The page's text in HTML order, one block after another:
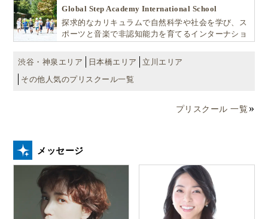
Global Step Academy International School
探求的なカリキュラムで自然科学や社会を学び、ス
ポーツと音楽で非認知能力を育てるインターナショ
渋谷・神泉エリア
日本橋エリア
立川エリア
その他人気のプリスクール一覧
プリスクール 一覧
メッセージ